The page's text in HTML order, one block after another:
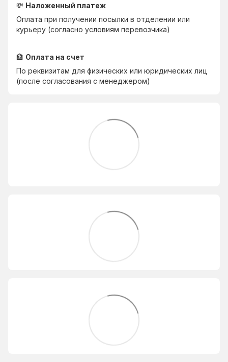
💸 Наложенный платеж
Оплата при получении посылки в отделении или
курьеру (согласно условиям перевозчика)
🏦 Оплата на счет
По реквизитам для физических или юридических лиц
(после согласования с менеджером)